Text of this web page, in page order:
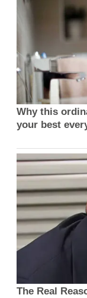
Why this
your best
The Real